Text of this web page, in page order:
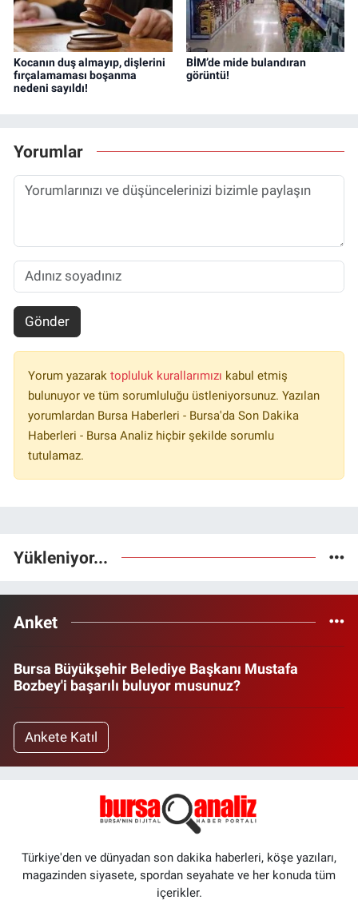
Kocanın duş almayıp, dişlerini
fırçalamaması boşanma
nedeni sayıldı!
BİM’de mide bulandıran
görüntü!
Yorumlar
Gönder
Yorum yazarak topluluk kurallarımızı kabul etmiş
bulunuyor ve tüm sorumluluğu üstleniyorsunuz. Yazılan
yorumlardan Bursa Haberleri - Bursa'da Son Dakika
Haberleri - Bursa Analiz hiçbir şekilde sorumlu
tutulamaz.
Yükleniyor...
Anket
Bursa Büyükşehir Belediye Başkanı Mustafa
Bozbey'i başarılı buluyor musunuz?
Ankete Katıl
Türkiye'den ve dünyadan son dakika haberleri, köşe yazıları,
magazinden siyasete, spordan seyahate ve her konuda tüm
içerikler.